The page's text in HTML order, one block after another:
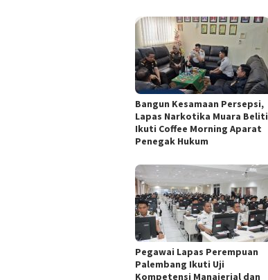
Bangun Kesamaan Persepsi,
Lapas Narkotika Muara Beliti
Ikuti Coffee Morning Aparat
Penegak Hukum
Pegawai Lapas Perempuan
Palembang Ikuti Uji
Kompetensi Manajerial dan